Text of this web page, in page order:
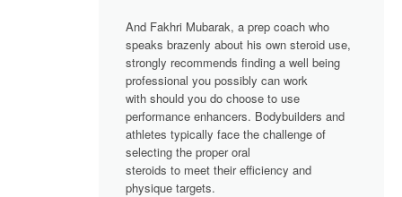
And Fakhri Mubarak, a prep coach who
speaks brazenly about his own steroid use,
strongly recommends finding a well being
professional you possibly can work
with should you do choose to use
performance enhancers. Bodybuilders and
athletes typically face the challenge of
selecting the proper oral
steroids to meet their efficiency and
physique targets.